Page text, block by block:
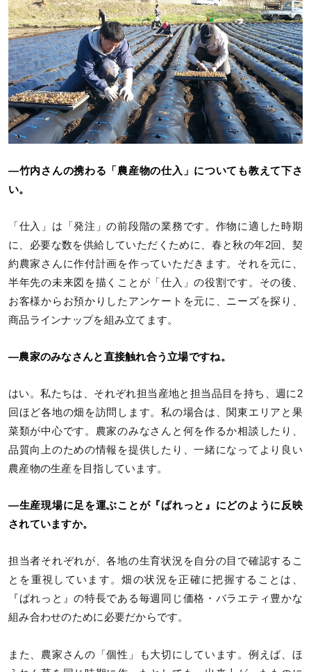
―竹内さんの携わる「農産物の仕入」についても教えて下さ
い。
「仕入」は「発注」の前段階の業務です。作物に適した時期
に、必要な数を供給していただくために、春と秋の年2回、契
約農家さんに作付計画を作っていただきます。それを元に、
半年先の未来図を描くことが「仕入」の役割です。その後、
お客様からお預かりしたアンケートを元に、ニーズを探り、
商品ラインナップを組み立てます。
―農家のみなさんと直接触れ合う立場ですね。
はい。私たちは、それぞれ担当産地と担当品目を持ち、週に2
回ほど各地の畑を訪問します。私の場合は、関東エリアと果
菜類が中心です。農家のみなさんと何を作るか相談したり、
品質向上のための情報を提供したり、一緒になってより良い
農産物の生産を目指しています。
―生産現場に足を運ぶことが『ぱれっと』にどのように反映
されていますか。
担当者それぞれが、各地の生育状況を自分の目で確認するこ
とを重視しています。畑の状況を正確に把握することは、
『ぱれっと』の特長である毎週同じ価格・バラエティ豊かな
組み合わせのために必要だからです。
また、農家さんの「個性」も大切にしています。例えば、ほ